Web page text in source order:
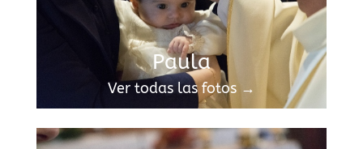
Paula
Ver todas las fotos →